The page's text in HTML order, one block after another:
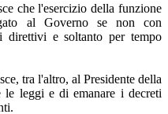
che l'esercizio della funzione
al Governo se non con
direttivi e soltanto per tempo
tra l'altro, al Presidente della
leggi e di emanare i decreti